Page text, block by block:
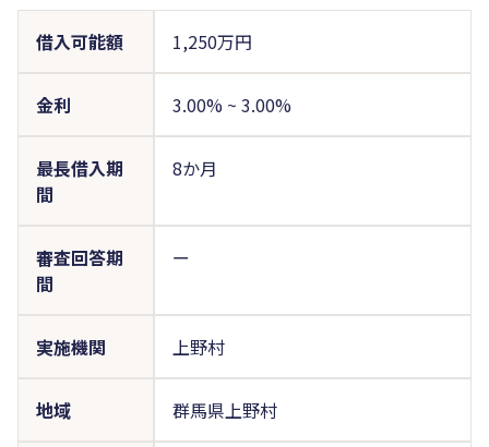
借入可能額 1,250万円
金利 3.00% ~ 3.00%
最長借入期
間
8か月
審査回答期
間
ー
実施機関 上野村
地域 群馬県上野村